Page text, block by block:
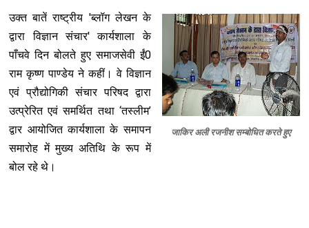
जाकिर अली रजनीश सम्बोधित करते हुए
उक्त बातें राष्ट्रीय 'ब्लॉग लेखन के
द्वारा विज्ञान संचार' कार्यशाला के
पाँचवे दिन बोलते हुए समाजसेवी ईं0
राम कृष्ण पाण्डेय ने कहीं। वे विज्ञान
एवं प्रौद्योगिकी संचार परिषद द्वारा
उत्प्रेरित एवं समर्थित तथा ‘तस्लीम’
द्वार आयोजित कार्यशाला के समापन
समारोह में मुख्य अतिथि के रूप में
बोल रहे थे।